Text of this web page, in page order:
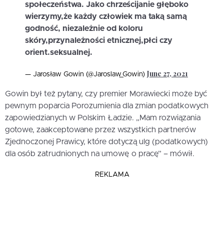
społeczeństwa. Jako chrześcijanie głęboko
wierzymy,że każdy człowiek ma taką samą
godność, niezależnie od koloru
skóry,przynależności etnicznej,płci czy
orient.seksualnej.
— Jarosław Gowin (@Jaroslaw_Gowin) June 27, 2021
Gowin był też pytany, czy premier Morawiecki może być
pewnym poparcia Porozumienia dla zmian podatkowych
zapowiedzianych w Polskim Ładzie. „Mam rozwiązania
gotowe, zaakceptowane przez wszystkich partnerów
Zjednoczonej Prawicy, które dotyczą ulg (podatkowych)
dla osób zatrudnionych na umowę o pracę” – mówił.
REKLAMA